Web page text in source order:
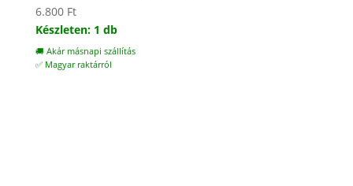
6.800 Ft
Készleten: 1 db
🚚 Akár másnapi szállítás
✅ Magyar raktárról